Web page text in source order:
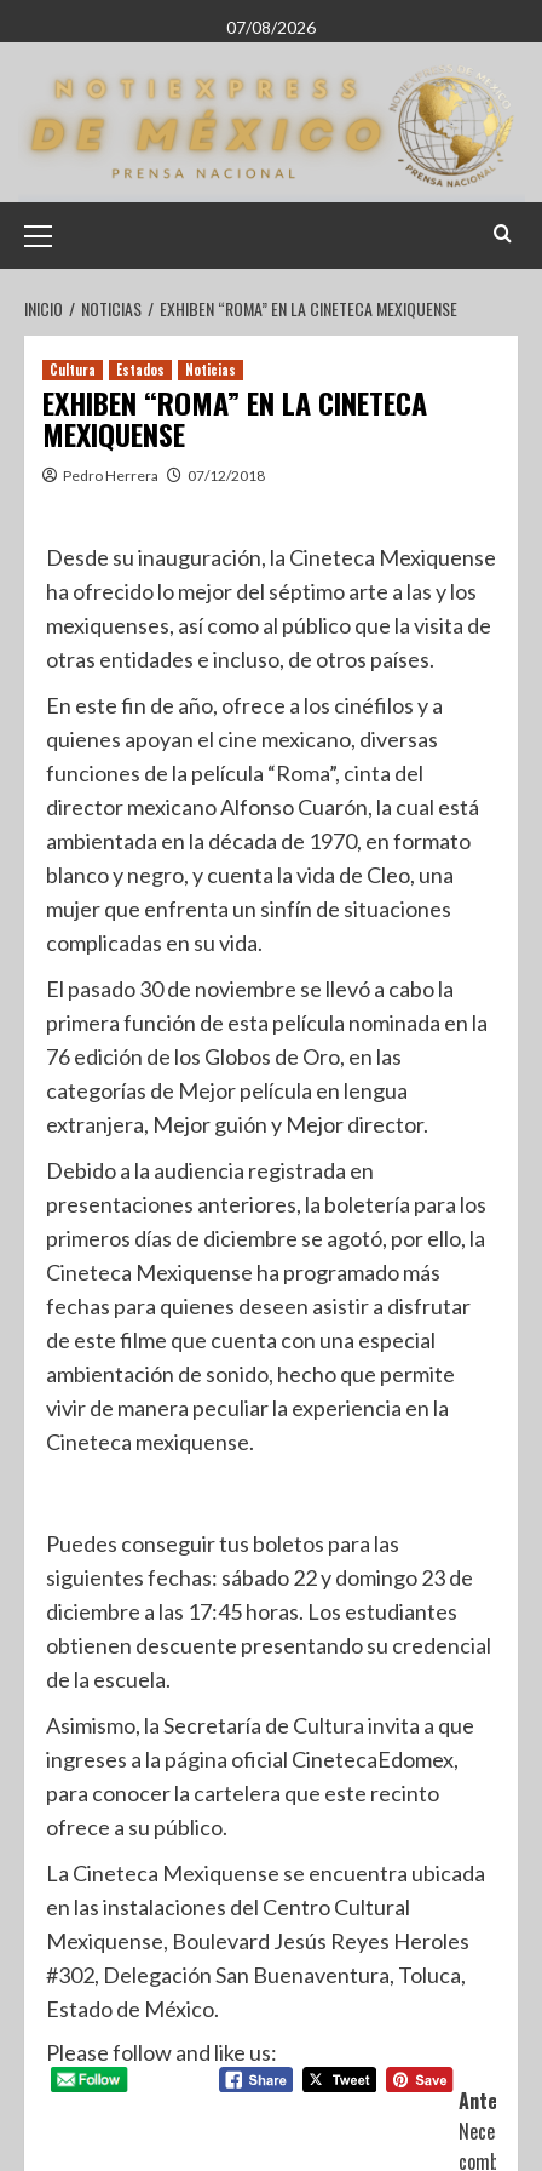
07/08/2026
INICIO NOTICIAS EXHIBEN “ROMA” EN LA CINETECA MEXIQUENSE
Cultura Estados Noticias
EXHIBEN “ROMA” EN LA CINETECA
MEXIQUENSE
Pedro Herrera 07/12/2018
Desde su inauguración, la Cineteca Mexiquense
ha ofrecido lo mejor del séptimo arte a las y los
mexiquenses, así como al público que la visita de
otras entidades e incluso, de otros países.
En este fin de año, ofrece a los cinéfilos y a
quienes apoyan el cine mexicano, diversas
funciones de la película “Roma”, cinta del
director mexicano Alfonso Cuarón, la cual está
ambientada en la década de 1970, en formato
blanco y negro, y cuenta la vida de Cleo, una
mujer que enfrenta un sinfín de situaciones
complicadas en su vida.
El pasado 30 de noviembre se llevó a cabo la
primera función de esta película nominada en la
76 edición de los Globos de Oro, en las
categorías de Mejor película en lengua
extranjera, Mejor guión y Mejor director.
Debido a la audiencia registrada en
presentaciones anteriores, la boletería para los
primeros días de diciembre se agotó, por ello, la
Cineteca Mexiquense ha programado más
fechas para quienes deseen asistir a disfrutar
de este filme que cuenta con una especial
ambientación de sonido, hecho que permite
vivir de manera peculiar la experiencia en la
Cineteca mexiquense.
Puedes conseguir tus boletos para las
siguientes fechas: sábado 22 y domingo 23 de
diciembre a las 17:45 horas. Los estudiantes
obtienen descuente presentando su credencial
de la escuela.
Asimismo, la Secretaría de Cultura invita a que
ingreses a la página oficial CinetecaEdomex,
para conocer la cartelera que este recinto
ofrece a su público.
La Cineteca Mexiquense se encuentra ubicada
en las instalaciones del Centro Cultural
Mexiquense, Boulevard Jesús Reyes Heroles
#302, Delegación San Buenaventura, Toluca,
Estado de México.
Please follow and like us:
Anterior:
Necesario
combatir